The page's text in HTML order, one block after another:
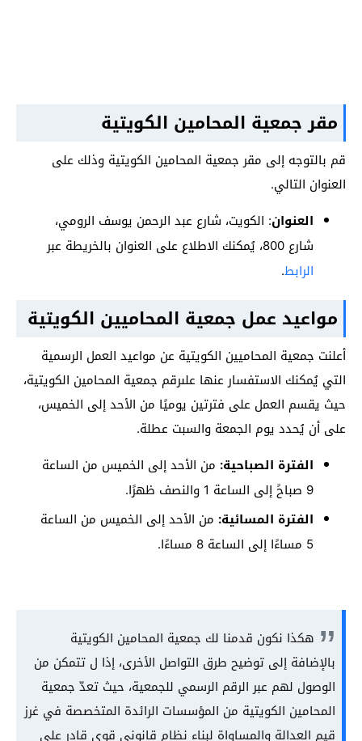
مقر جمعية المحامين الكويتية
قم بالتوجه إلى مقر جمعية المحامين الكويتية وذلك على
العنوان التالي.
العنوان: الكويت، شارع عبد الرحمن يوسف الرومي،
شارع 800، يُمكنك الاطلاع على العنوان بالخريطة عبر
الرابط.
مواعيد عمل جمعية المحاميين الكويتية
أعلنت جمعية المحاميين الكويتية عن مواعيد العمل الرسمية
التي يُمكنك الاستفسار عنها علىرقم جمعية المحامين الكويتية،
حيث يقسم العمل على فترتين يوميًا من الأحد إلى الخميس،
على أن يُحدد يوم الجمعة والسبت عطلة.
الفترة الصباحية: من الأحد إلى الخميس من الساعة
9 صباحً إلى الساعة 1 والنصف ظهرًا.
الفترة المسائية: من الأحد إلى الخميس من الساعة
5 مساءًا إلى الساعة 8 مساءًا.
هكذا نكون قدمنا لك جمعية المحامين الكويتية
بالإضافة إلى توضيح طرق التواصل الأخرى، إذا ل تتمكن من
الوصول لهم عبر الرقم الرسمي للجمعية، حيث تعدّ جمعية
المحامين الكويتية من المؤسسات الرائدة المتخصصة في غرز
قيم العدالة والمساواة لبناء نظام قانوني قوى قادر على